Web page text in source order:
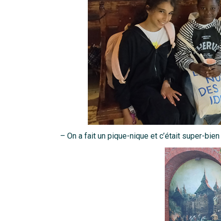
– On a fait un pique-nique et c’était super-